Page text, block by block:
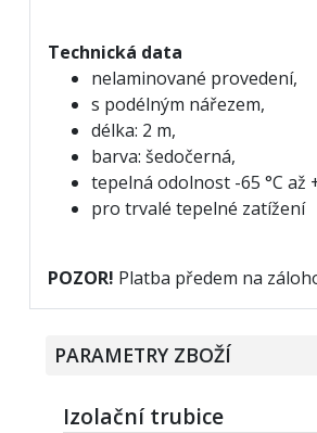
Technická data
nelaminované provedení,
s podélným nářezem,
délka: 2 m,
barva: šedočerná,
tepelná odolnost -65 °C až
pro trvalé tepelné zatížení
POZOR! Platba předem na
PARAMETRY ZBOŽÍ
Izolační trubice